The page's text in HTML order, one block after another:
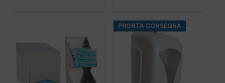
PRONTA CONSEGNA